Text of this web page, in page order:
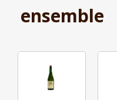
ensemble